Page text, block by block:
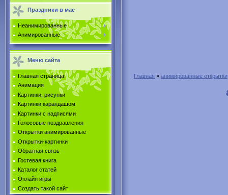
Праздники в мае
Неанимированные
Анимированные
Меню сайта
Главная страница
Анимация
Картинки, рисунки
Картинки карандашом
Картинки с надписями
Голосовые поздравления
Открытки анимированные
Открытки-картинки
Обратная связь
Гостевая книга
Каталог статей
Онлайн игры
Создать такой сайт
Главная » анимированные открытки